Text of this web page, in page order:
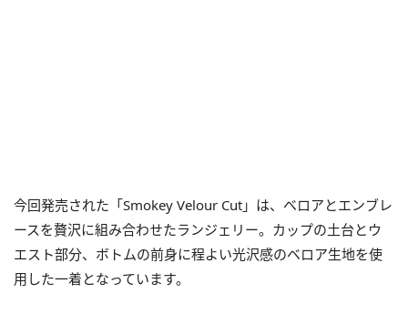
今回発売された「Smokey Velour Cut」は、ベロアとエンブレ
ースを贅沢に組み合わせたランジェリー。カップの土台とウ
エスト部分、ボトムの前身に程よい光沢感のベロア生地を使
用した一着となっています。